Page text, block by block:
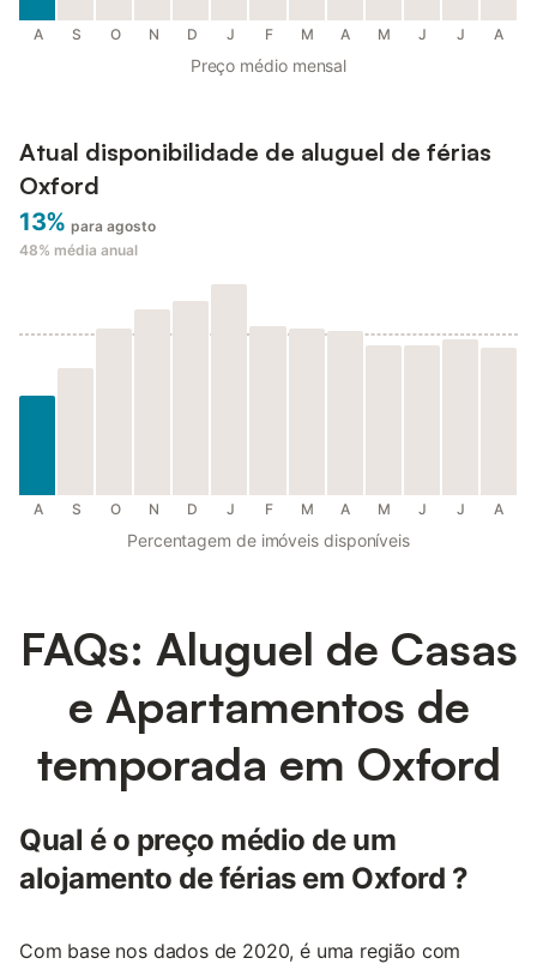
A S O N D J F M A M J J A
Preço médio mensal
Atual disponibilidade de aluguel de férias
Oxford
13% para agosto
48% média anual
A S O N D J F M A M J J A
Percentagem de imóveis disponíveis
FAQs: Aluguel de Casas
e Apartamentos de
temporada em Oxford
Qual é o preço médio de um
alojamento de férias em Oxford ?
Com base nos dados de 2020, é uma região com